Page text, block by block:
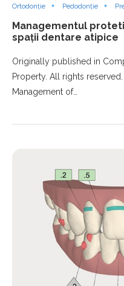
Ortodonție
Pedodonție
Managementul
spații dentare atipice
Originally published in
Property. All rights
Management of…